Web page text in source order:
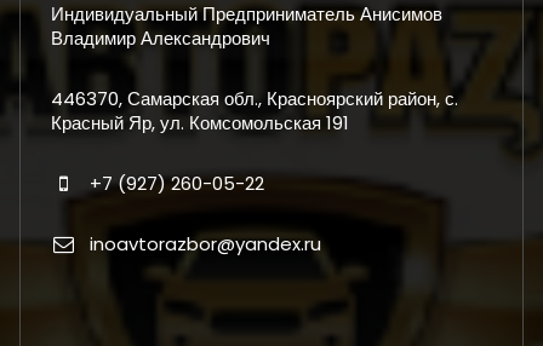
Индивидуальный Предприниматель Анисимов
Владимир Александрович
446370, Самарская обл., Красноярский район, с.
Красный Яр, ул. Комсомольская 191
+7 (927) 260-05-22
inoavtorazbor@yandex.ru